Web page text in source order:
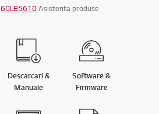
60LB5610Asistenta produse
Descarcari &
Manuale
Software &
Firmware